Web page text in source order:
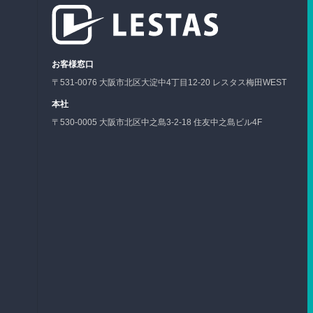
お客様窓口
〒531-0076 大阪市北区大淀中4丁目12-20 レスタス梅田WEST
本社
〒530-0005 大阪市北区中之島3-2-18 住友中之島ビル4F